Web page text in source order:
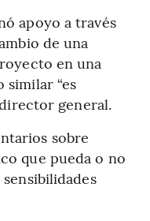
apoyo a través
de una
en una
“es
general.
sobre
que pueda o no